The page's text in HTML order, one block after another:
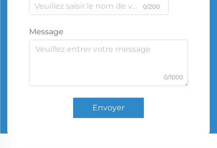
0/200
Message
0/1000
Envoyer